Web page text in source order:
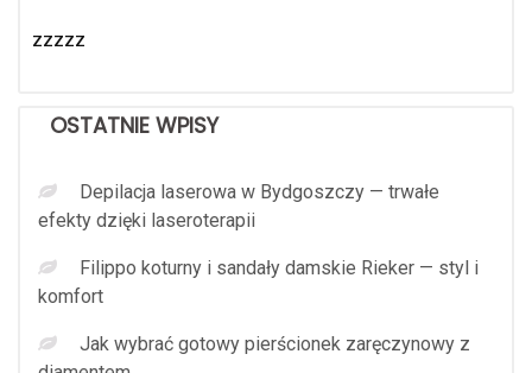
zzzzz
OSTATNIE WPISY
Depilacja laserowa w Bydgoszczy — trwałe
efekty dzięki laseroterapii
Filippo koturny i sandały damskie Rieker — styl i
komfort
Jak wybrać gotowy pierścionek zaręczynowy z